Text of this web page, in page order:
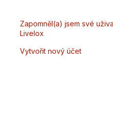
Zapomněl(a) jsem své
Livelox
Vytvořit nový účet